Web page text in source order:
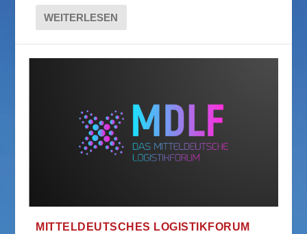
WEITERLESEN
MITTELDEUTSCHES LOGISTIKFORUM